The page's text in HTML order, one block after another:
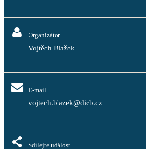
Organizátor
Vojtěch Blažek
E-mail
vojtech.blazek@dicb.cz
Sdílejte událost